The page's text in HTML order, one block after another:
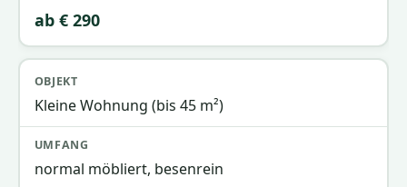
ab € 290
Kleine Wohnung (bis 45 m²)
normal möbliert, besenrein